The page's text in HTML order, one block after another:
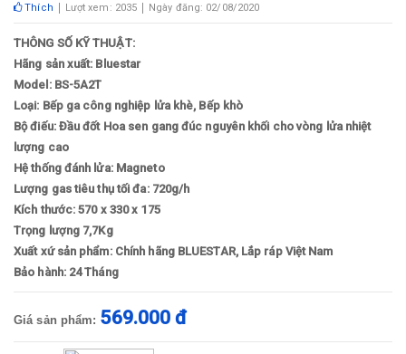
Thích Lượt xem: 2035 Ngày đăng: 02/08/2020
THÔNG SỐ KỸ THUẬT:
Hãng sản xuất: Bluestar
Model: BS-5A2T
Loại: Bếp ga công nghiệp lửa khè, Bếp khò
Bộ điếu: Đầu đốt Hoa sen gang đúc nguyên khối cho vòng lửa nhiệt
lượng cao
Hệ thống đánh lửa: Magneto
Lượng gas tiêu thụ tối đa: 720g/h
Kích thước: 570 x 330 x 175
Trọng lượng 7,7Kg
Xuất xứ sản phẩm: Chính hãng BLUESTAR, Lắp ráp Việt Nam
Bảo hành: 24 Tháng
Giá sản phẩm: 569.000 đ